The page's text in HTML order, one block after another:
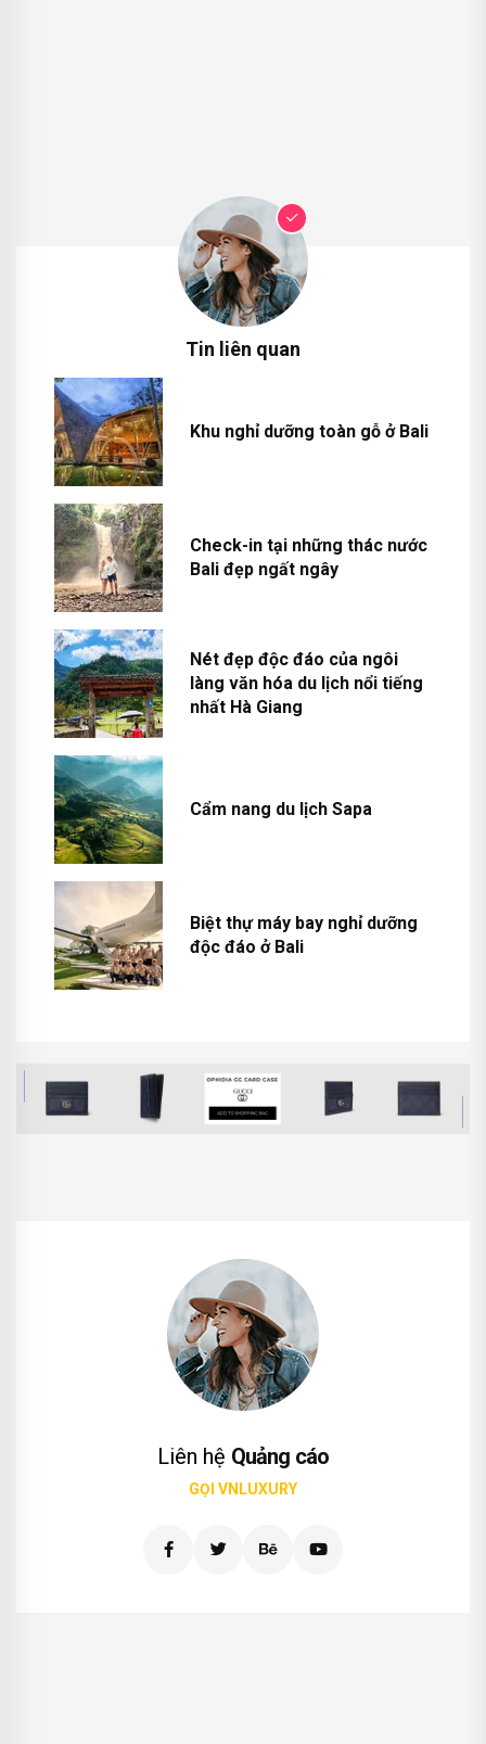
Tin liên quan
Khu nghỉ dưỡng toàn gỗ ở Bali
Check-in tại những thác nước
Bali đẹp ngất ngây
Nét đẹp độc đáo của ngôi
làng văn hóa du lịch nổi tiếng
nhất Hà Giang
Cẩm nang du lịch Sapa
Biệt thự máy bay nghỉ dưỡng
độc đáo ở Bali
Liên hệ Quảng cáo
GỌI VNLUXURY